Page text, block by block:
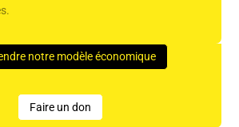
notre modèle économique
Faire un don